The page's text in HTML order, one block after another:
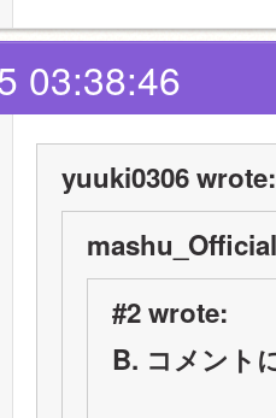
03:38:46
yuuki0306 wrote:
#2 wrote:
B. コメント